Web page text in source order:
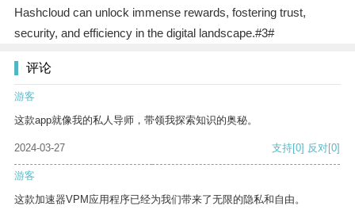
Hashcloud can unlock immense rewards, fostering trust,
security, and efficiency in the digital landscape.#3#
评论
游客
这款app就像我的私人导师，带领我探索知识的奥秘。
2024-03-27 支持[0] 反对[0]
游客
这款加速器VPM应用程序已经为我们带来了无限的隐私和自由。